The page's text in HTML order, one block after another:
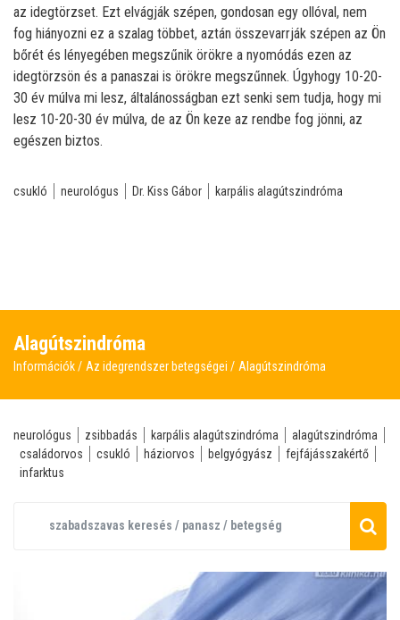
az idegtörzset. Ezt elvágják szépen, gondosan egy ollóval, nem
fog hiányozni ez a szalag többet, aztán összevarrják szépen az Ön
bőrét és lényegében megszűnik örökre a nyomódás ezen az
idegtörzsön és a panaszai is örökre megszűnnek. Úgyhogy 10-20-
30 év múlva mi lesz, általánosságban ezt senki sem tudja, hogy mi
lesz 10-20-30 év múlva, de az Ön keze az rendbe fog jönni, az
egészen biztos.
csukló neurológus Dr. Kiss Gábor karpális alagútszindróma
Alagútszindróma
Információk Az idegrendszer betegségei Alagútszindróma
neurológus zsibbadás karpális alagútszindróma
alagútszindróma
családorvos
csukló háziorvos belgyógyász
fejfájásszakértő
infarktus